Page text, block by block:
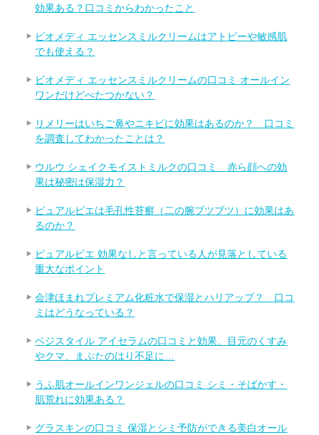
効果ある？口コミからわかったこと
ビオメディ エッセンスミルクリームはアトピーや敏感肌
でも使える？
ビオメディ エッセンスミルクリームの口コミ オールイン
ワンだけどべたつかない？
リメリーはいちご鼻やニキビに効果はあるのか？ 口コミ
を調査してわかったことは？
ウルウ シェイクモイストミルクの口コミ 赤ら顔への効
果は秘密は保湿力？
ピュアルピエは毛孔性苔癬（二の腕ブツブツ）に効果はあ
るのか？
ピュアルピエ 効果なしと言っている人が見落としている
重大なポイント
会津ほまれプレミアム化粧水で保湿とハリアップ？ 口コ
ミはどうなっている？
ベジスタイル アイセラムの口コミと効果。目元のくすみ
やクマ、まぶたのはり不足に…
うふ肌オールインワンジェルの口コミ シミ・そばかす・
肌荒れに効果ある？
グラスキンの口コミ 保湿とシミ予防ができる美白オール